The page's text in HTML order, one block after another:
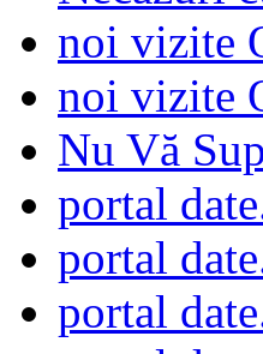
noi vizite
noi vizite
Nu Vă
portal
portal
portal